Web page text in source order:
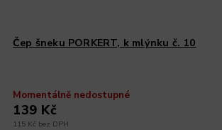
Čep šneku PORKERT, k mlýnku č. 10
Momentálně nedostupné
115 Kč bez DPH
139 Kč